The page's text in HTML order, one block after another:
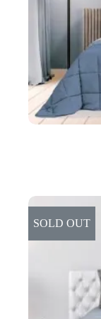
SOLD OUT